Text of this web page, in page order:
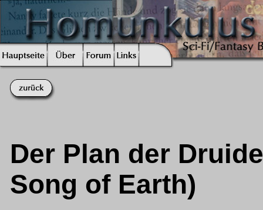
Der Plan der
Song of Earth)